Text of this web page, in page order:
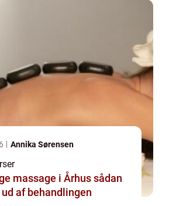
Annika Sørensen
i Århus sådan
af behandlingen